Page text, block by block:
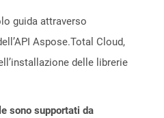
guida attraverso
Aspose.Total Cloud,
delle librerie
sono supportati da